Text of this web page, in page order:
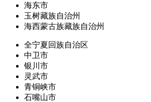
海东市
玉树藏族自治州
海西蒙古族藏族自治州
全宁夏回族自治区
中卫市
银川市
灵武市
青铜峡市
石嘴山市